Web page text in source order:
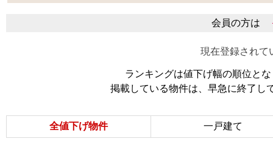
会員の方は
現在登録されて
ランキングは値下げ幅の順位と
掲載している物件は、早急に終了し
全値下げ物件 一戸建て